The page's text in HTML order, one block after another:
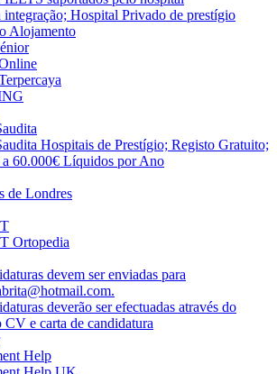
integração; Hospital Privado de prestígio
Alojamento
Hospitais de Prestígio; Registo Gratuito;
60.000€ Líquidos por Ano
de Londres
Ortopedia
devem ser enviadas para
deverão ser efectuadas através do
CV e carta de candidatura
Help